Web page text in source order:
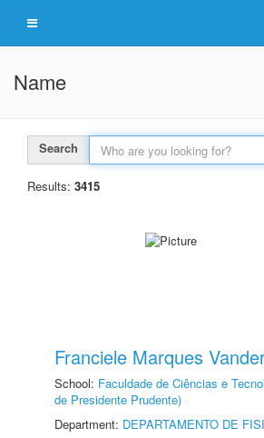
Name
Search
Results: 3415
Franciele Marques
School: Faculdade de Ciências e
de Presidente Prudente)
Department: DEPARTAMENTO DE